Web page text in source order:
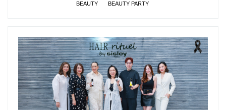
BEAUTY BEAUTY PARTY